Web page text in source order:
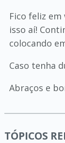
Fico feliz
isso aí!
colocando
Caso tenha
Abraços e
TÓPICOS